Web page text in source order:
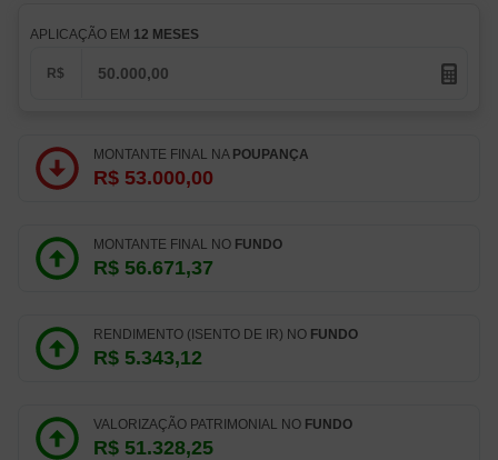
APLICAÇÃO EM 12 MESES
R$
MONTANTE FINAL NA POUPANÇA
R$ 53.000,00
MONTANTE FINAL NO FUNDO
R$ 56.671,37
RENDIMENTO (ISENTO DE IR) NO FUNDO
R$ 5.343,12
VALORIZAÇÃO PATRIMONIAL NO FUNDO
R$ 51.328,25